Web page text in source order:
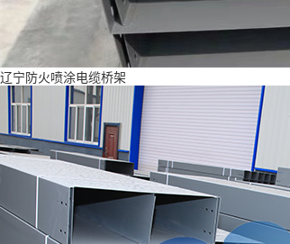
辽宁防火喷涂电缆桥架